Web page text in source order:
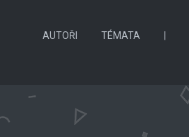
AUTOŘI TÉMATA